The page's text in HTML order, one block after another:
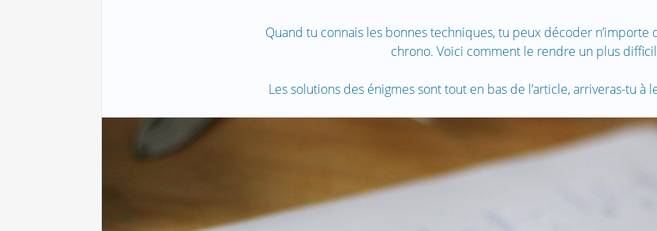
Quand tu connais les bonnes techniques, tu peux décoder n’importe
chrono. Voici comment le rendre un plus
Les solutions des énigmes sont tout en bas de l’article, arriveras-tu à